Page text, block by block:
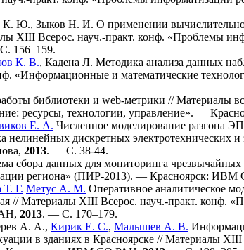
К. Ю., Зыков Н. И. О применении
XIII Всерос. науч.-практ. конф. «Проблемы
1 56–159.
К. В., Кадена Л. Методика анализа данных
«Информационные и математические
библиотеки и web-метрики // Материалы
ресурсы, технологии, управление». —
Е. А. Численное моделирование разгона
нелинейных дискретных
2013. — С. 38-44.
сбора данных для мониторинга
региона» (ПИР-2013). — Красноярск:
Т. Г. Метус А. М. Оперативное аналитическое
// Материалы XIII Всерос. науч.-практ.
2013. — С. 1 70–179.
А. А., Кирик Е. С., Малышев А. В.
в зданиях в Красноярске // Материалы